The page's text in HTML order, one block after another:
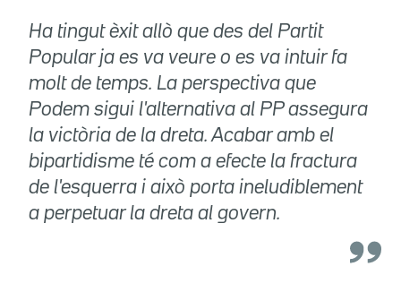
Ha tingut èxit allò que des del Partit
Popular ja es va veure o es va intuir fa
molt de temps. La perspectiva que
Podem sigui l'alternativa al PP assegura
la victòria de la dreta. Acabar amb el
bipartidisme té com a efecte la fractura
de l'esquerra i això porta ineludiblement
a perpetuar la dreta al govern.